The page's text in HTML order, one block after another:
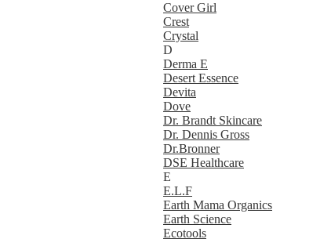
Cover Girl
Crest
Crystal
D
Derma E
Desert Essence
Devita
Dove
Dr. Brandt Skincare
Dr. Dennis Gross
Dr.Bronner
DSE Healthcare
E
E.L.F
Earth Mama Organics
Earth Science
Ecotools